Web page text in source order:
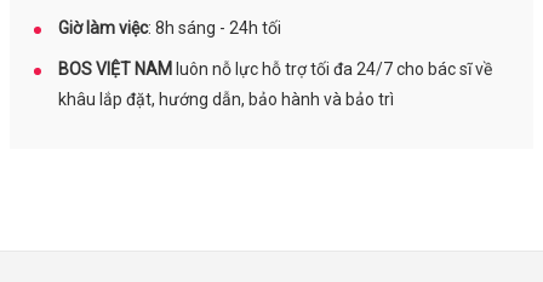
Giờ làm việc: 8h sáng - 24h tối
BOS VIỆT NAMluôn nỗ lực hỗ trợ tối đa 24/7 cho bác sĩ về
khâu lắp đặt, hướng dẫn, bảo hành và bảo trì